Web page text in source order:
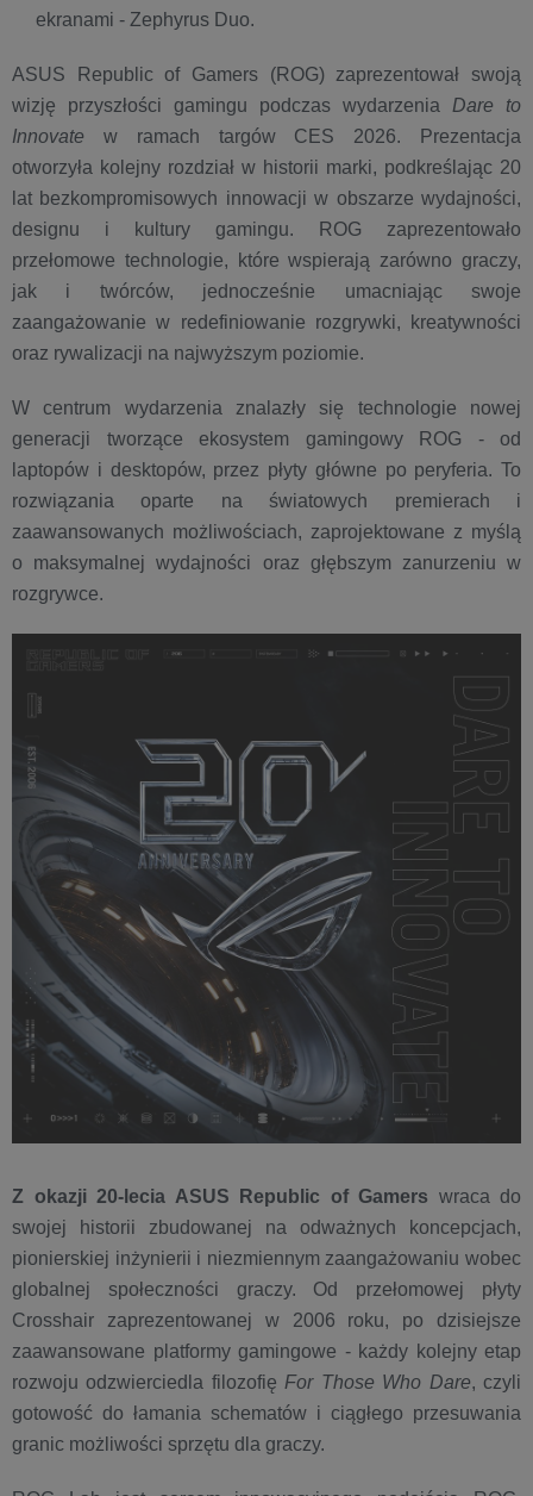
ekranami - Zephyrus Duo.
ASUS Republic of Gamers (ROG) zaprezentował swoją
wizję przyszłości gamingu podczas wydarzenia Dare to
Innovate w ramach targów CES 2026. Prezentacja
otworzyła kolejny rozdział w historii marki, podkreślając 20
lat bezkompromisowych innowacji w obszarze wydajności,
designu i kultury gamingu. ROG zaprezentowało
przełomowe technologie, które wspierają zarówno graczy,
jak i twórców, jednocześnie umacniając swoje
zaangażowanie w redefiniowanie rozgrywki, kreatywności
oraz rywalizacji na najwyższym poziomie.
W centrum wydarzenia znalazły się technologie nowej
generacji tworzące ekosystem gamingowy ROG - od
laptopów i desktopów, przez płyty główne po peryferia. To
rozwiązania oparte na światowych premierach i
zaawansowanych możliwościach, zaprojektowane z myślą
o maksymalnej wydajności oraz głębszym zanurzeniu w
rozgrywce.
Z okazji 20-lecia ASUS Republic of Gamers wraca do
swojej historii zbudowanej na odważnych koncepcjach,
pionierskiej inżynierii i niezmiennym zaangażowaniu wobec
globalnej społeczności graczy. Od przełomowej płyty
Crosshair zaprezentowanej w 2006 roku, po dzisiejsze
zaawansowane platformy gamingowe - każdy kolejny etap
rozwoju odzwierciedla filozofię For Those Who Dare, czyli
gotowość do łamania schematów i ciągłego przesuwania
granic możliwości sprzętu dla graczy.